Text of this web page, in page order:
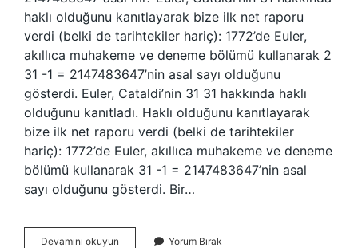
haklı olduğunu kanıtlayarak bize ilk net raporu
verdi (belki de tarihtekiler hariç): 1772’de Euler,
akıllıca muhakeme ve deneme bölümü kullanarak 2
31 -1 = 2147483647’nin asal sayı olduğunu
gösterdi. Euler, Cataldi’nin 31 31 hakkında haklı
olduğunu kanıtladı. Haklı olduğunu kanıtlayarak
bize ilk net raporu verdi (belki de tarihtekiler
hariç): 1772’de Euler, akıllıca muhakeme ve deneme
bölümü kullanarak 31 -1 = 2147483647’nin asal
sayı olduğunu gösterdi. Bir…
Devamını okuyun Yorum Bırak